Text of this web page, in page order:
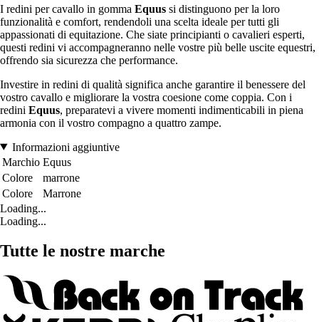
I redini per cavallo in gomma Equus si distinguono per la loro
funzionalità e comfort, rendendoli una scelta ideale per tutti gli
appassionati di equitazione. Che siate principianti o cavalieri esperti,
questi redini vi accompagneranno nelle vostre più belle uscite equestri,
offrendo sia sicurezza che performance.
Investire in redini di qualità significa anche garantire il benessere del
vostro cavallo e migliorare la vostra coesione come coppia. Con i
redini Equus, preparatevi a vivere momenti indimenticabili in piena
armonia con il vostro compagno a quattro zampe.
Informazioni aggiuntive
Marchio Equus
Colore
marrone
Colore
Marrone
Loading...
Loading...
Tutte le nostre marche